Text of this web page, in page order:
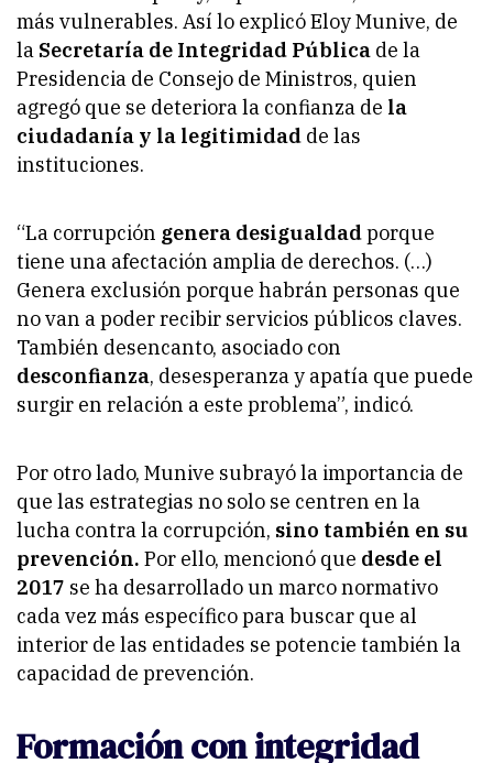
más vulnerables. Así lo explicó Eloy Munive, de
la Secretaría de Integridad Pública de la
Presidencia de Consejo de Ministros, quien
agregó que se deteriora la confianza de la
ciudadanía y la legitimidad de las
instituciones.
“La corrupción genera desigualdadporque
tiene una afectación amplia de derechos. (…)
Genera exclusión porque habrán personas que
no van a poder recibir servicios públicos claves.
También desencanto, asociado con
desconfianza, desesperanza y apatía que puede
surgir en relación a este problema”, indicó.
Por otro lado, Munive subrayó la importancia de
que las estrategias no solo se centren en la
lucha contra la corrupción, sino también en su
prevención. Por ello, mencionó que desde el
2017 se ha desarrollado un marco normativo
cada vez más específico para buscar que al
interior de las entidades se potencie también la
capacidad de prevención.
Formación con integridad